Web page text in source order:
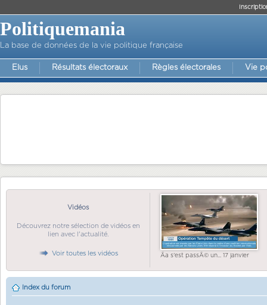
Politiquemania
La base de données de la vie politique française
Elus Résultats électoraux Règles électorales Vie
Vidéos
Découvrez notre sélection de vidéos en
lien avec l'actualité.
Voir toutes les vidéos Ãa s'est passÃ© un... 17 janvier
Index du forum